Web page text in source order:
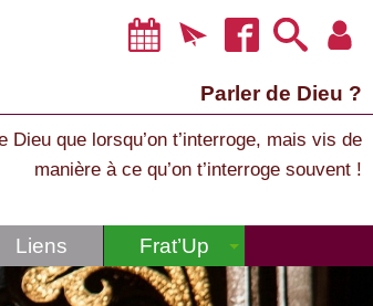
Parler de Dieu ?
Dieu que lorsqu’on t’interroge, mais vis de
manière à ce qu’on t’interroge souvent !
Liens Frat’Up